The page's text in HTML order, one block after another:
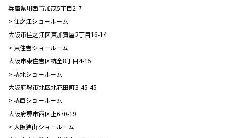
兵庫県川西市加茂5丁目2-7
> 住之江ショールーム
大阪市住之江区東加賀屋2丁目16-14
> 東住吉ショールーム
大阪市東住吉区杭全8丁目4-15
> 堺北ショールーム
大阪府堺市北区北花田町3-45-45
> 堺西ショールーム
大阪府堺市西区上670-19
> 大阪狭山ショールーム